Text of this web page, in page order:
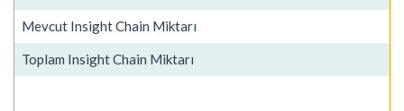
Mevcut Insight Chain Miktarı
Toplam Insight Chain Miktarı